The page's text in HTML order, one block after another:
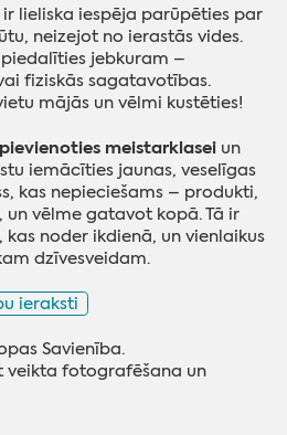
ir lieliska iespēja parūpēties par
neizejot no ierastās vides.
jebkuram –
fiziskās sagatavotības.
mājās un vēlmi kustēties!
meistarklasei un
iemācīties jaunas, veselīgas
kas nepieciešams – produkti,
un vēlme gatavot kopā. Tā ir
noder ikdienā, un vienlaikus
dzīvesveidam.
ieraksti
Savienība.
veikta fotografēšana un